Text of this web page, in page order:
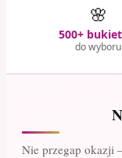
🌸
500+
do wyboru
Nie przegap okazji